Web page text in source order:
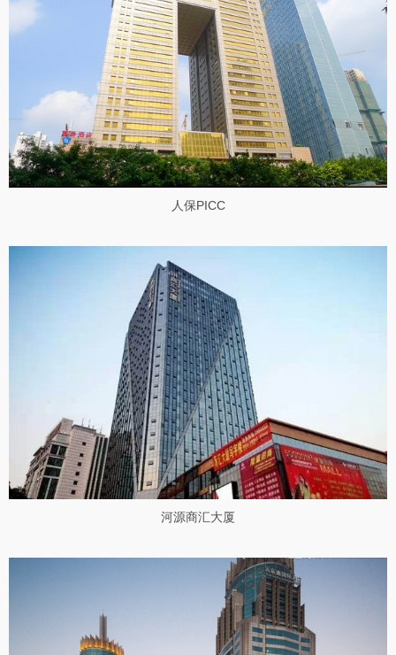
人保PICC
河源商汇大厦